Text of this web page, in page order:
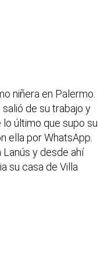
niñera en Palermo.
de su trabajo y
lo último que supo su
ella por WhatsApp.
y desde ahí
su casa de Villa